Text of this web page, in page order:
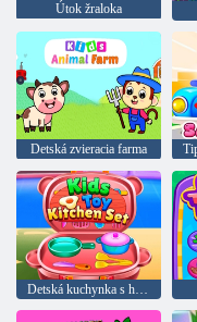
Útok žraloka
Detská zvieracia farma
Detská kuchynka s hračkami